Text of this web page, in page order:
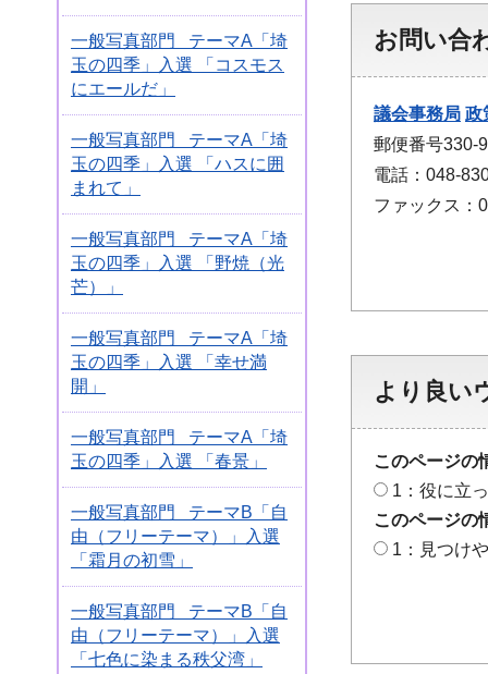
一般写真部門 テーマA「埼
玉の四季」入選 「コスモス
にエールだ」
一般写真部門 テーマA「埼
玉の四季」入選 「ハスに囲
まれて」
一般写真部門 テーマA「埼
玉の四季」入選 「野焼（光
芒）」
一般写真部門 テーマA「埼
玉の四季」入選 「幸せ満
開」
一般写真部門 テーマA「埼
玉の四季」入選 「春景」
一般写真部門 テーマB「自
由（フリーテーマ）」入選
「霜月の初雪」
一般写真部門 テーマB「自
由（フリーテーマ）」入選
「七色に染まる秩父湾」
お問い合
議会事務局 政
郵便番号330-
電話：048-
ファックス：
より良い
このページの
1：役に立
このページの
1：見つけ